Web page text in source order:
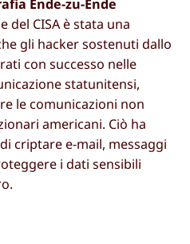
Ende-zu-Ende
del CISA è stata una
gli hacker sostenuti dallo
con successo nelle
statunitensi,
le comunicazioni non
americani. Ciò ha
criptare e-mail, messaggi
i dati sensibili